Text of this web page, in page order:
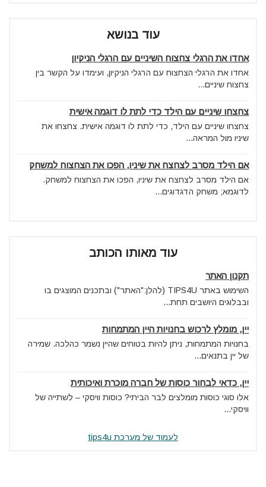
עוד בנושא
אחדו את הרגלי צחצוח השיניים עם הרגלי הניקיון
אחדו את הרגלי הצחצוח עם הרגלי הניקיון, ועימדו על הקשר בין
צחצוח שיניים...
צחצחו שיניים עם הילד כדי לתת לו דוגמה אישית
צחצחו שיניים עם הילד, כדי לתת לו דוגמה אישית. צחצחו את
שיניו מול המראה...
אם הילד מסרב לצחצח את שיניו, הפכו את הצחצוח למשחק
אם הילד מסרב לצחצח את שיניו, הפכו את הצחצוח למשחק.
לדוגמא; משחק הדגדוגים...
עוד מאותו הכותב
תקנון האתר
השימוש באתר TIPS4U (להלן:"האתר") ובתכנים המוצגים בו
ובבלוגים היושבים תחת...
יין, מומלץ לרכוש בחנויות היין המתמחות
בחנויות המתמחות, ניתן להיות בטוחים שהיין נשמר כהלכה. שמירה
של יין בתנאים...
יין, כדאי לבחור כוסות של חברה מוכרת ואיכותית
אלו סוגי כוסות מומלצים לבר הביתי? כוסות וויסקי – לשתייה של
וויסקי...
לעמוד של מערכת tips4u